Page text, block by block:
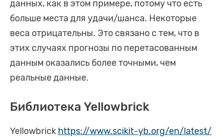
данных, как в этом примере, потому что есть
больше места для удачи/шанса. Некоторые
веса отрицательны. Это связано с тем, что в
этих случаях прогнозы по перетасованным
данным оказались более точными, чем
реальные данные.
Библиотека Yellowbrick
Yellowbrick https://www.scikit-yb.org/en/latest/